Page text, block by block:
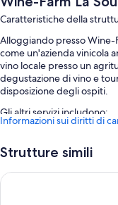
Caratteristiche della
Alloggiando presso Wine-
come un'azienda vinicola
vino locale presso un
degustazione di vino e
disposizione degli ospiti.
Gli altri servizi includono:
Aree riservate ai non
Caratteristiche della camera
Informazioni sui diritti di
Strutture simili
Hotel Lo Fleye